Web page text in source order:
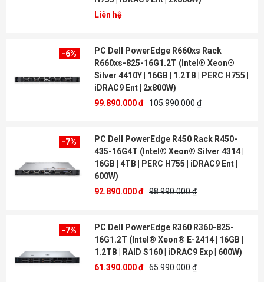
Liên hệ
-6%
PC Dell PowerEdge R660xs Rack
R660xs-825-16G1.2T (Intel® Xeon®
Silver 4410Y | 16GB | 1.2TB | PERC H755 |
iDRAC9 Ent | 2x800W)
99.890.000 đ 105.990.000 ₫
-7%
PC Dell PowerEdge R450 Rack R450-
435-16G4T (Intel® Xeon® Silver 4314 |
16GB | 4TB | PERC H755 | iDRAC9 Ent |
600W)
92.890.000 đ 98.990.000 ₫
-7%
PC Dell PowerEdge R360 R360-825-
16G1.2T (Intel® Xeon® E-2414 | 16GB |
1.2TB | RAID S160 | iDRAC9 Exp | 600W)
61.390.000 đ 65.990.000 ₫